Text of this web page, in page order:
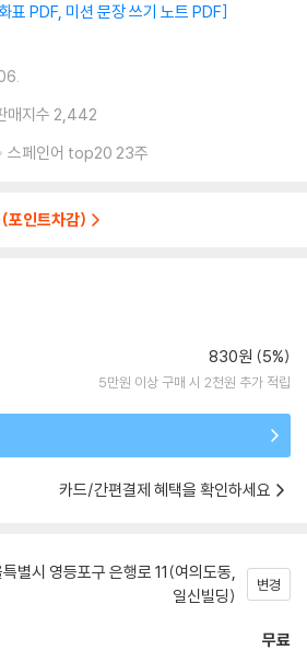
표 PDF, 미션 문장 쓰기 노트 PDF
매지수 2,442
스페인어 top20 23주
포인트차감)
830원 (5%)
5만원 이상 구매 시 2천원 추가 적립
카드/간편결제 혜택을 확인하세요
별시 영등포구 은행로 11(여의도동,
일신빌딩)
변경
무료